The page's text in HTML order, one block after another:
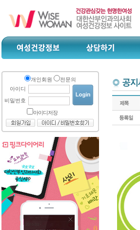
개인회원
전문의
아이디
비밀번호
아이디저장